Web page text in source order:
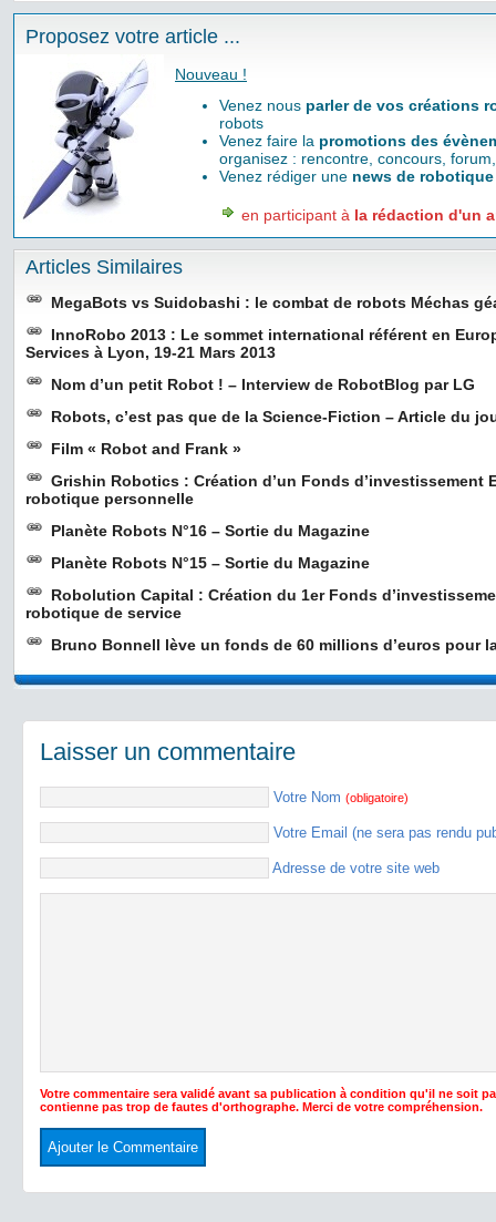
Proposez votre article ...
Nouveau !
Venez nous parler de vos créations
robots
Venez faire la promotions des
organisez : rencontre, concours,
Venez rédiger une news de robotique
en participant à la rédaction d'un
Articles Similaires
MegaBots vs Suidobashi : le combat de robots Méchas
InnoRobo 2013 : Le sommet international référent en
Services à Lyon, 19-21 Mars 2013
Nom d’un petit Robot ! – Interview de RobotBlog par LG
Robots, c’est pas que de la Science-Fiction – Article du
Film « Robot and Frank »
Grishin Robotics : Création d’un Fonds d’investissement
robotique personnelle
Planète Robots N°16 – Sortie du Magazine
Planète Robots N°15 – Sortie du Magazine
Robolution Capital : Création du 1er Fonds
robotique de service
Bruno Bonnell lève un fonds de 60 millions d’euros pour
Laisser un commentaire
Votre Nom (obligatoire)
Votre Email (ne sera pas rendu
Adresse de votre site web
Votre commentaire sera validé avant sa publication à condition qu'il ne soit
contienne pas trop de fautes d'orthographe. Merci de votre compréhension.